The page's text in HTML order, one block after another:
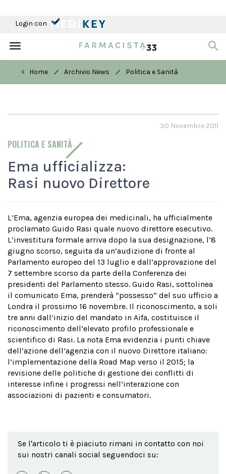
Login con
Toggle
< Home
/ Archivio News / Politica e Sanità
POLITICA E SANITÀ
30 Novembre 2011
Ema ufficializza:
Rasi nuovo Direttore
L’Ema, agenzia europea dei medicinali, ha ufficialmente
proclamato Guido Rasi quale nuovo direttore esecutivo.
L’investitura formale arriva dopo la sua designazione, l’8
giugno scorso, seguita da un’audizione di fronte al
Parlamento europeo del 13 luglio e dall’approvazione del
7 settembre scorso da parte della Conferenza dei
presidenti del Parlamento stesso. Guido Rasi, sottolinea
il comunicato Ema, prenderà “possesso” del suo ufficio a
Londra il prossimo 16 novembre. Il riconoscimento, a soli
tre anni dall’inizio del mandato in Aifa, costituisce il
riconoscimento dell’elevato profilo professionale e
scientifico di Rasi. La nota Ema evidenzia i punti chiave
dell’azione dell’agenzia con il nuovo Direttore italiano:
l’implementazione della Road Map verso il 2015; la
revisione delle politiche di gestione dei conflitti di
interesse infine i progressi nell’interazione con
associazioni di pazienti e consumatori.
Se l'articolo ti è piaciuto rimani in contatto con noi
sui nostri canali social seguendoci su: